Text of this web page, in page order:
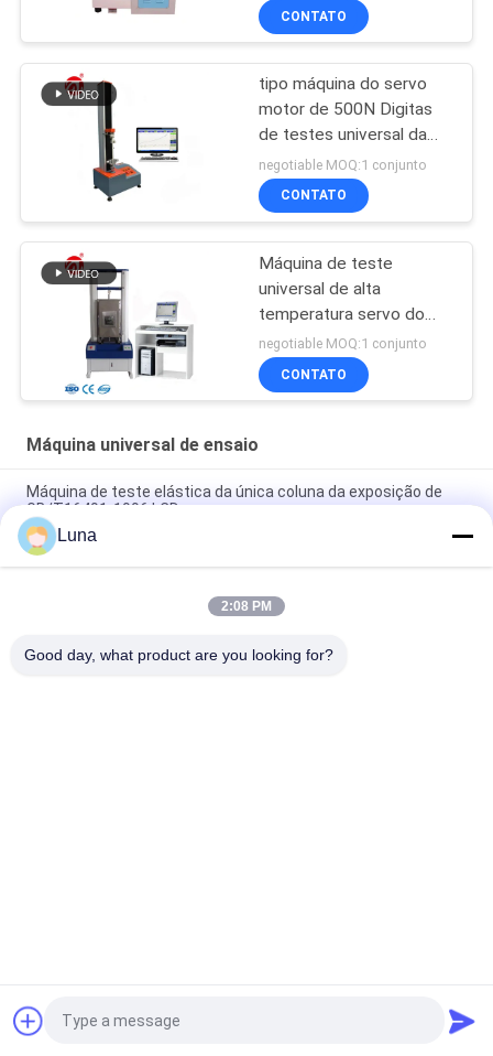
CONTATO
tipo máquina do servo
motor de 500N Digitas
de testes universal da
resistência à tração da
tela
negotiable MOQ:1 conjunto
CONTATO
Máquina de teste
universal de alta
temperatura servo do
computador de
secretária
negotiable MOQ:1 conjunto
CONTATO
Máquina universal de ensaio
Máquina de teste elástica da única coluna da exposição de
GB/T16491-1996 LCD
Máquina de testes elástica de borracha eletrônica, máquina
de testes de matéria têxtil da tela 5KN
Instrumento universal da resistência à tração da tela,
Pedir um orçamento
Luna
2:08 PM
Good day, what product are you looking for?